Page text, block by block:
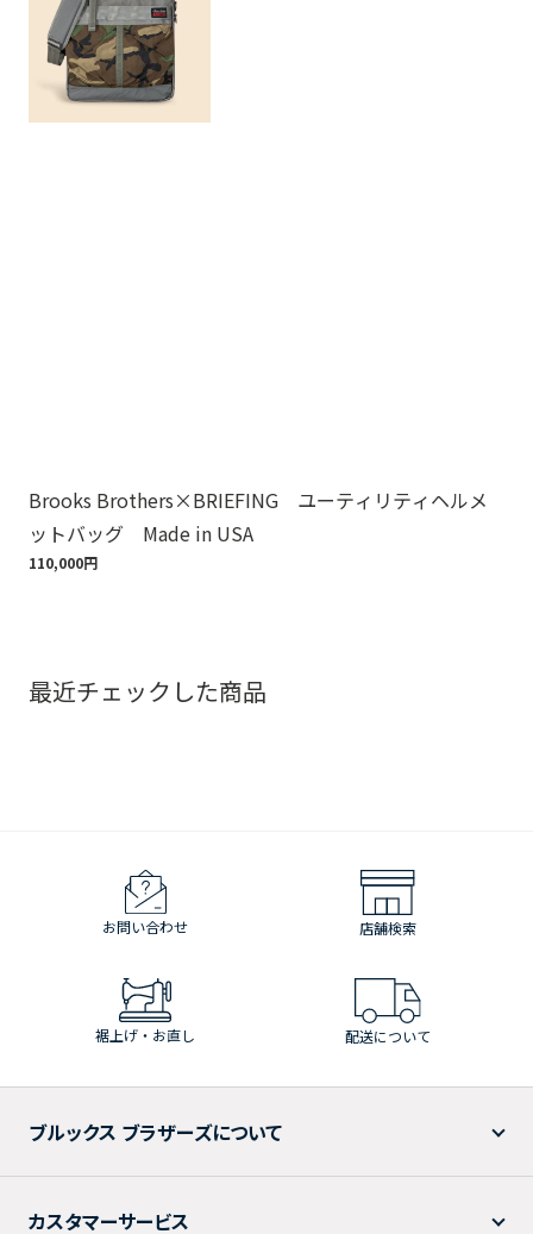
Brooks Brothers×BRIEFING ユーティリティヘルメ
ットバッグ Made in USA
110,000円
最近チェックした商品
お問い合わせ 店舗検索
裾上げ・お直し 配送について
ブルックス ブラザーズについて
カスタマーサービス